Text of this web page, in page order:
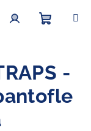
košík
-